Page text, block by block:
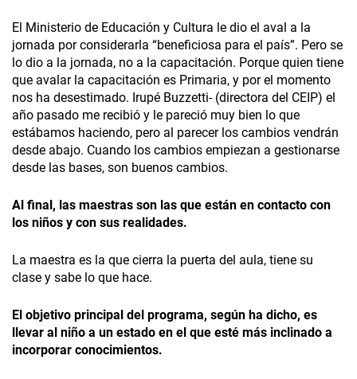
El Ministerio de Educación y Cultura le dio el aval a la
jornada por considerarla “beneficiosa para el país”. Pero se
lo dio a la jornada, no a la capacitación. Porque quien tiene
que avalar la capacitación es Primaria, y por el momento
nos ha desestimado. Irupé Buzzetti- (directora del CEIP) el
año pasado me recibió y le pareció muy bien lo que
estábamos haciendo, pero al parecer los cambios vendrán
desde abajo. Cuando los cambios empiezan a gestionarse
desde las bases, son buenos cambios.
Al final, las maestras son las que están en contacto con
los niños y con sus realidades.
La maestra es la que cierra la puerta del aula, tiene su
clase y sabe lo que hace.
El objetivo principal del programa, según ha dicho, es
llevar al niño a un estado en el que esté más inclinado a
incorporar conocimientos.